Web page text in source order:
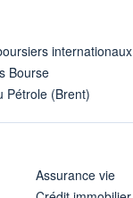
internationaux
Bourse
Pétrole (Brent)
Assurance vie